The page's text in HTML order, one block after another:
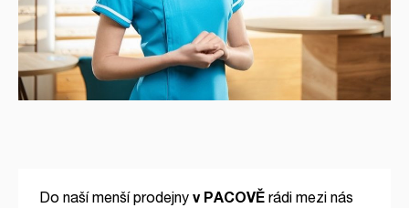
Do naší menší prodejny v PACOVĚrádi mezi nás